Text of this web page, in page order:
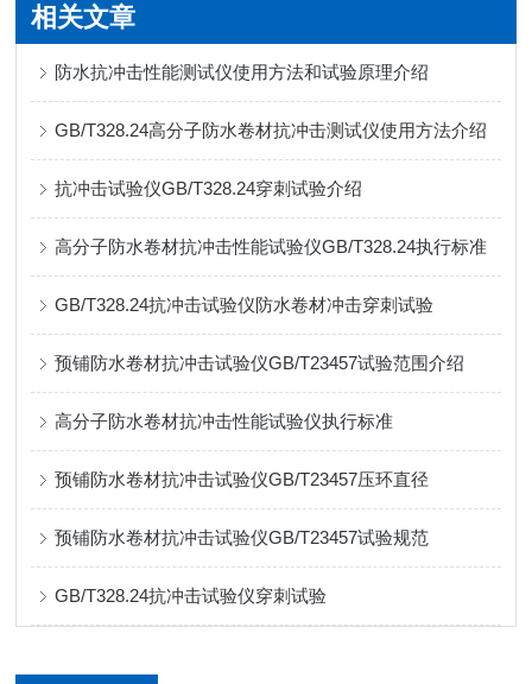
相关文章
防水抗冲击性能测试仪使用方法和试验原理介绍
GB/T328.24高分子防水卷材抗冲击测试仪使用方法介绍
抗冲击试验仪GB/T328.24穿刺试验介绍
高分子防水卷材抗冲击性能试验仪GB/T328.24执行标准
GB/T328.24抗冲击试验仪防水卷材冲击穿刺试验
预铺防水卷材抗冲击试验仪GB/T23457试验范围介绍
高分子防水卷材抗冲击性能试验仪执行标准
预铺防水卷材抗冲击试验仪GB/T23457压环直径
预铺防水卷材抗冲击试验仪GB/T23457试验规范
GB/T328.24抗冲击试验仪穿刺试验